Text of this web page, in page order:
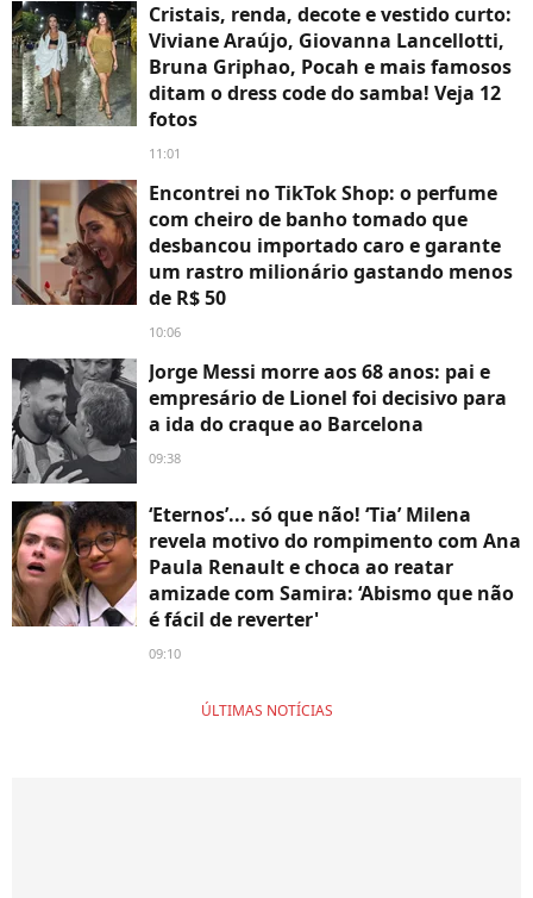
Cristais, renda, decote e vestido curto:
Viviane Araújo, Giovanna Lancellotti,
Bruna Griphao, Pocah e mais famosos
ditam o dress code do samba! Veja 12
fotos
11:01
Encontrei no TikTok Shop: o perfume
com cheiro de banho tomado que
desbancou importado caro e garante
um rastro milionário gastando menos
de R$ 50
10:06
Jorge Messi morre aos 68 anos: pai e
empresário de Lionel foi decisivo para
a ida do craque ao Barcelona
09:38
‘Eternos’... só que não! ‘Tia’ Milena
revela motivo do rompimento com Ana
Paula Renault e choca ao reatar
amizade com Samira: ‘Abismo que não
é fácil de reverter'
09:10
ÚLTIMAS NOTÍCIAS